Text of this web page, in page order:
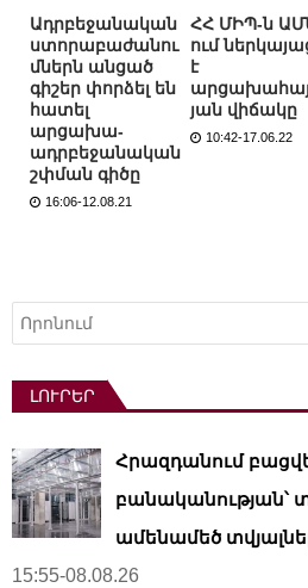
Ադրբեջանական
ստորաբաժանու
մներն անցած
գիշեր փորձել են
հատել
արցախա-
ադրբեջանական
շփման գիծը
16:06-12.08.21
ՀՀ ՄԻՊ-ն
ում
է
յան վիճակը
10:42-17.06.22
Որոնել
ԼՈՒՐԵՐ
Հրազդանում
բանականության՝
ամենամեծ
15:55-08.08.26